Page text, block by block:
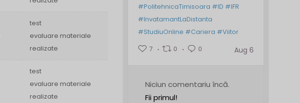
test
evaluare materiale
realizate
test
evaluare materiale
realizate
#PolitehnicaTimisoara #ID #IFR
#InvatamantLaDistanta
#StudiuOnline #Cariera #Viitor
7
0 0 Aug 6
Niciun comentariu încă.
Fii primul!